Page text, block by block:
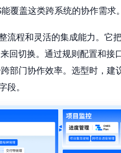
覆盖这类跨系统的协作需求。
流程和灵活的集成能力。它
回切换。通过规则配置和接
部门协作效率。选型时，建
段。